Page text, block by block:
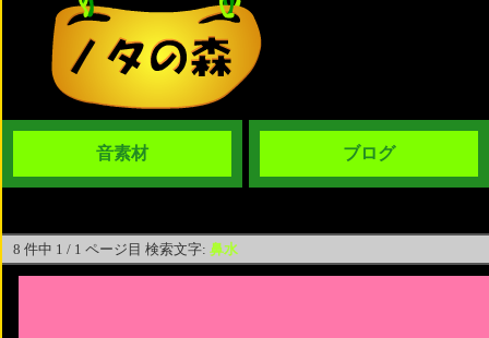
音素材 ブログ
8 件中 1 / 1 ページ目 検索文字: 鼻水